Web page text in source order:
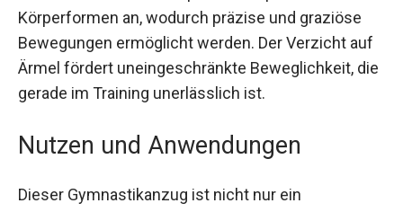
Das elastische Material passt sich perfekt an die
Körperformen an, wodurch präzise und graziöse
Bewegungen ermöglicht werden. Der Verzicht
auf Ärmel fördert uneingeschränkte
Beweglichkeit, die gerade im Training
Nutzen und Anwendungen